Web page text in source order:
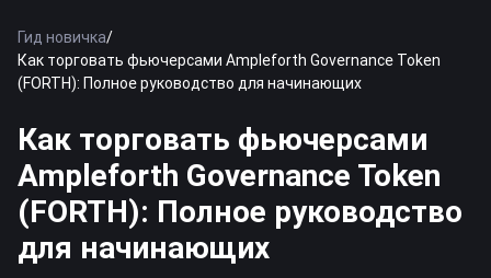
Гид новичка/
Как торговать фьючерсами Ampleforth Governance Token
(FORTH): Полное руководство для начинающих
Как торговать фьючерсами
Ampleforth Governance Token
(FORTH): Полное руководство
для начинающих